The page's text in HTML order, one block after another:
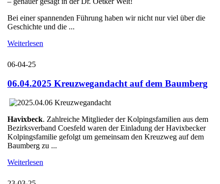
Bei einer spannenden Führung haben wir nicht nur viel über die
Geschichte und die ...
Weiterlesen
06-04-25
06.04.2025 Kreuzwegandacht auf dem Baumberg
Havixbeck. Zahlreiche Mitglieder der Kolpingsfamilien aus dem
Bezirksverband Coesfeld waren der Einladung der Havixbecker
Kolpingsfamilie gefolgt um gemeinsam den Kreuzweg auf dem
Baumberg zu ...
Weiterlesen